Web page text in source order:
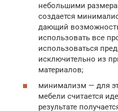
небольшими
создается
дающий
использовать все
использоваться
исключительно из
материалов;
минимализм — для
мебели считается
результате